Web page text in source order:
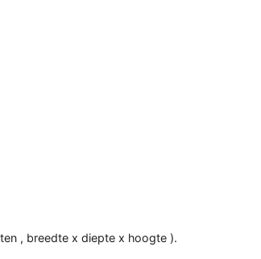
, breedte x diepte x hoogte ).